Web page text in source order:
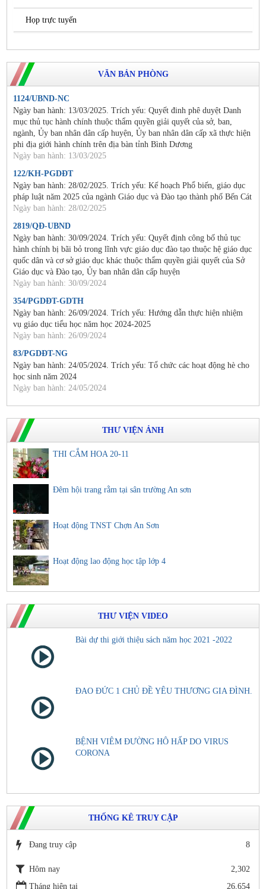
Họp trực tuyến
VĂN BẢN PHÒNG
1124/UBND-NC
Ngày ban hành: 13/03/2025. Trích yếu: Quyết đinh phê duyệt Danh
mục thủ tục hành chính thuộc thẩm quyền giải quyết của sở, ban,
ngành, Ủy ban nhân dân cấp huyện, Ủy ban nhân dân cấp xã thực hiện
phi địa giới hành chính trên địa bàn tỉnh Bình Dương
Ngày ban hành: 13/03/2025
122/KH-PGDĐT
Ngày ban hành: 28/02/2025. Trích yếu: Kế hoạch Phổ biến, giáo dục
pháp luật năm 2025 của ngành Giáo dục và Đào tạo thành phố Bến Cát
Ngày ban hành: 28/02/2025
2819/QĐ-UBND
Ngày ban hành: 30/09/2024. Trích yếu: Quyết định công bố thủ tục
hành chính bị bãi bỏ trong lĩnh vực giáo dục đào tạo thuộc hệ giáo dục
quốc dân và cơ sở giáo dục khác thuộc thẩm quyền giải quyết của Sở
Giáo dục và Đào tạo, Ủy ban nhân dân cấp huyện
Ngày ban hành: 30/09/2024
354/PGDĐT-GDTH
Ngày ban hành: 26/09/2024. Trích yếu: Hướng dẫn thực hiện nhiệm
vụ giáo dục tiểu học năm học 2024-2025
Ngày ban hành: 26/09/2024
83/PGDĐT-NG
Ngày ban hành: 24/05/2024. Trích yếu: Tổ chức các hoạt động hè cho
học sinh năm 2024
Ngày ban hành: 24/05/2024
THƯ VIỆN ẢNH
THI CẮM HOA 20-11
Đêm hội trang rằm tại sân trường An sơn
Hoạt động TNST Chợn An Sơn
Hoạt động lao động học tập lớp 4
THƯ VIỆN VIDEO
Bài dự thi giới thiệu sách năm học 2021 -2022
ĐAO ĐỨC 1 CHỦ ĐỀ YÊU THƯƠNG GIA ĐÌNH.
BỆNH VIÊM ĐƯỜNG HÔ HẤP DO VIRUS
CORONA
THỐNG KÊ TRUY CẬP
Đang truy cập 8
Hôm nay
2,302
Tháng hiện tại
26,654